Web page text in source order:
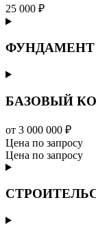
25 000 ₽
ФУНДАМЕНТ
БАЗОВЫЙ
от 3 000 000 ₽
Цена по запросу
Цена по запросу